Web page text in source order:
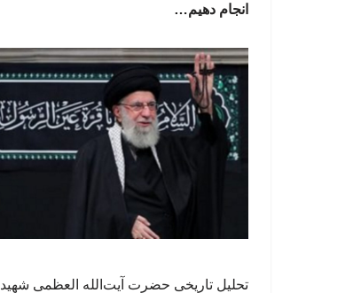
انجام دهیم…
تحلیل تاریخی حضرت آیت‌الله العظمی شهید